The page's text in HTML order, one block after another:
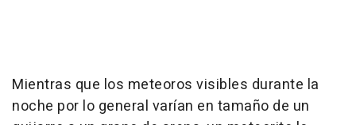
Mientras que los meteoros visibles durante la
noche por lo general varían en tamaño de un